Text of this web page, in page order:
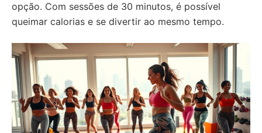
opção. Com sessões de 30 minutos, é possível
queimar calorias e se divertir ao mesmo tempo.